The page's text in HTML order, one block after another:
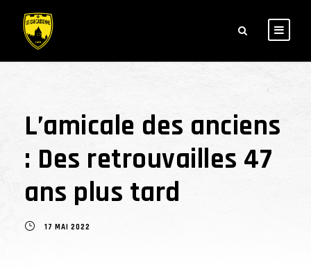
L’amicale des anciens
: Des retrouvailles 47
ans plus tard
17 MAI 2022